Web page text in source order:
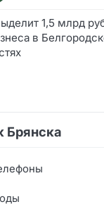
1,5 млрд
в
Брянска